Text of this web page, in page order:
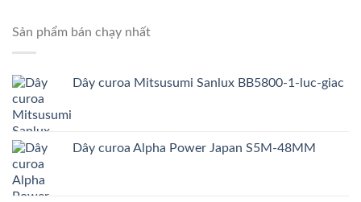
Sản phẩm bán chạy nhất
Dây curoa Mitsusumi Sanlux BB5800-1-luc-giac
Dây curoa Alpha Power Japan S5M-48MM